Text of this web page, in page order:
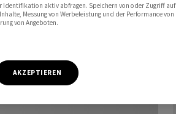
Identifikation aktiv abfragen. Speichern von oder Zugriff auf
Messung von Werbeleistung und der Performance von
von Angeboten.
AKZEPTIEREN